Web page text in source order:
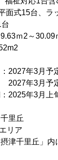
式15台、ラ
ｍ2～30.09
2027年3月予
年3月予
2025年3月上
里丘
リア
津千里丘」内